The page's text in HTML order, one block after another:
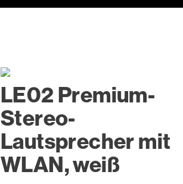
LE02 Premium-
Stereo-
Lautsprecher mit
WLAN, weiß